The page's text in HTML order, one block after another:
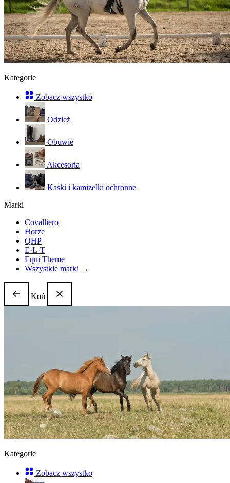
Kategorie
Zobacz wszystko
Odzież
Obuwie
Akcesoria
Kaski i kamizelki ochronne
Marki
Covalliero
Horze
QHP
E·L·T
Equi Theme
Wszystkie marki →
Koń
Kategorie
Zobacz wszystko